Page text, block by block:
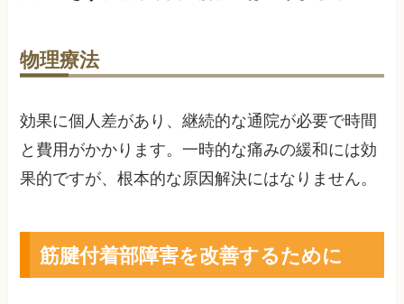
物理療法
効果に個人差があり、継続的な通院が必要で時間
と費用がかかります。一時的な痛みの緩和には効
果的ですが、根本的な原因解決にはなりません。
筋腱付着部障害を改善するために